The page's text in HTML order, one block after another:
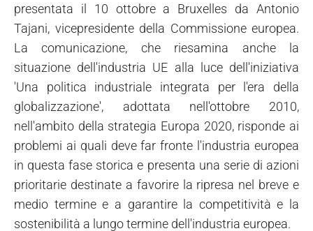
presentata il 10 ottobre a Bruxelles da Antonio
Tajani, vicepresidente della Commissione europea.
La comunicazione, che riesamina anche la
situazione dell'industria UE alla luce dell'iniziativa
'Una politica industriale integrata per l'era della
globalizzazione', adottata nell'ottobre 2010,
nell'ambito della strategia Europa 2020, risponde ai
problemi ai quali deve far fronte l'industria europea
in questa fase storica e presenta una serie di azioni
prioritarie destinate a favorire la ripresa nel breve e
medio termine e a garantire la competitività e la
sostenibilità a lungo termine dell'industria europea.